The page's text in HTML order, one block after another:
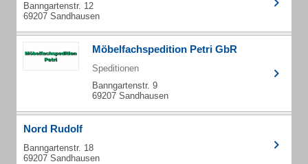
Banngartenstr. 12
69207 Sandhausen
Möbelfachspedition Petri GbR
Speditionen
Banngartenstr. 9
69207 Sandhausen
Nord Rudolf
Banngartenstr. 18
69207 Sandhausen